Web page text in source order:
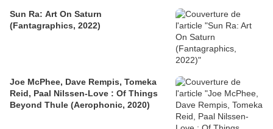
Sun Ra: Art On Saturn
(Fantagraphics, 2022)
Joe McPhee, Dave Rempis, Tomeka
Reid, Paal Nilssen-Love : Of Things
Beyond Thule (Aerophonic, 2020)